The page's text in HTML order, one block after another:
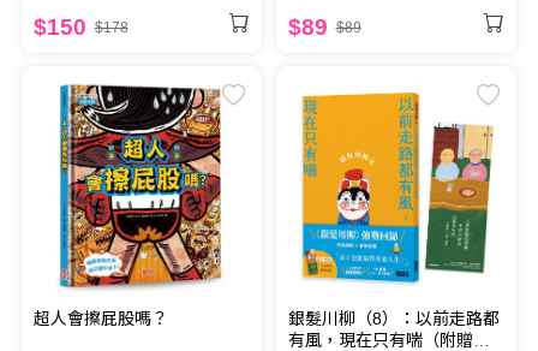
$150 $178 $89 $89
超人會擦屁股嗎？
銀髮川柳（8）：以前走路都
有風，現在只有喘（附贈